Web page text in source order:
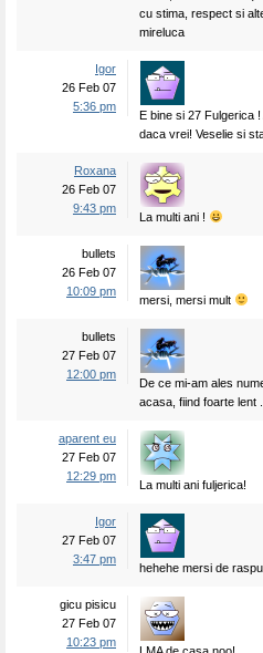
cu stima, respect si
mireluca
Igor
26 Feb 07
5:36 pm
E bine si 27 Fulgerica
daca vrei! Veselie si
Roxana
26 Feb 07
9:43 pm
La multi ani !
bullets
26 Feb 07
10:09 pm
mersi, mersi mult
bullets
27 Feb 07
12:00 pm
De ce mi-am ales
acasa, fiind foarte lent
aparent eu
27 Feb 07
12:29 pm
La multi ani fuljerica!
Igor
27 Feb 07
3:47 pm
hehehe mersi de
gicu pisicu
27 Feb 07
10:23 pm